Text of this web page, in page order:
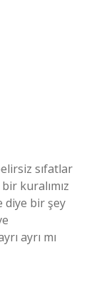
sıfatlar
kuralımız
diye bir şey
ayrı mı